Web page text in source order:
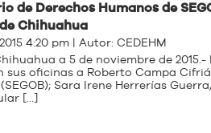
de Derechos Humanos de
Chihuahua
4:20 pm | Autor: CEDEHM
a 5 de noviembre de
sus oficinas a Roberto Campa
Sara Irene Herrerías
[…]